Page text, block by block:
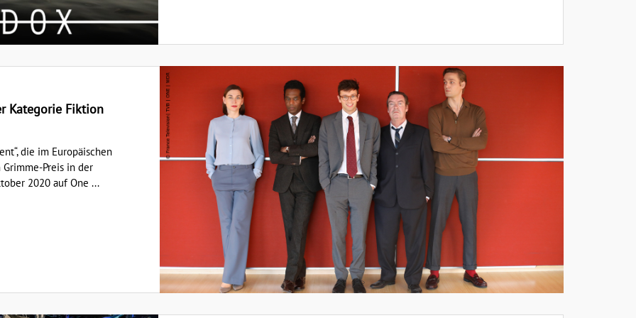
Kategorie Fiktion
die im Europäischen
Preis in der
2020 auf One ...